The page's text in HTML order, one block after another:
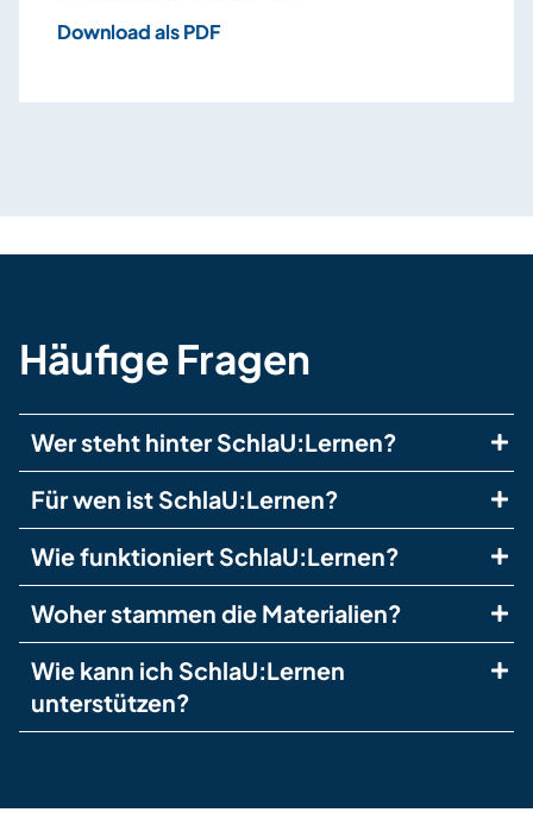
Download als PDF
Häufige Fragen
Wer steht hinter SchlaU:Lernen?
Für wen ist SchlaU:Lernen?
Wie funktioniert SchlaU:Lernen?
Woher stammen die Materialien?
Wie kann ich SchlaU:Lernen
unterstützen?